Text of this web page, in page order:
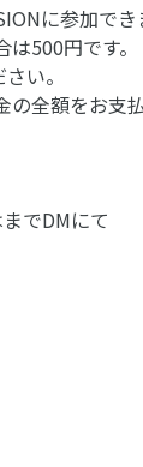
に参加でき
500円です。
い。
全額をお支
でDMにて